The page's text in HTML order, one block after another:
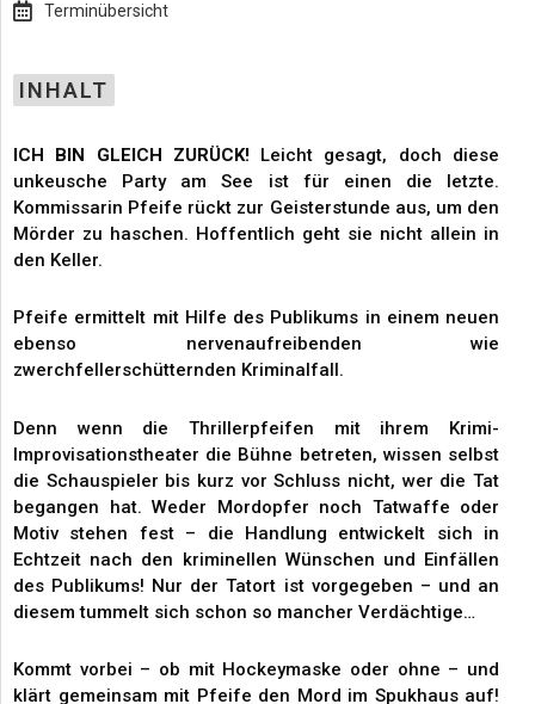
INHALT
Terminübersicht
ICH BIN GLEICH ZURÜCK!Leicht gesagt, doch diese
unkeusche Party am See ist für einen die letzte.
Kommissarin Pfeife rückt zur Geisterstunde aus, um den
Mörder zu haschen. Hoffentlich geht sie nicht allein in
den Keller.
Pfeife ermittelt mit Hilfe des Publikums in einem neuen
ebenso nervenaufreibenden wie
zwerchfellerschütternden Kriminalfall.
Denn wenn die Thrillerpfeifen mit ihrem Krimi-
Improvisationstheater die Bühne betreten, wissen selbst
die Schauspieler bis kurz vor Schluss nicht, wer die Tat
begangen hat. Weder Mordopfer noch Tatwaffe oder
Motiv stehen fest – die Handlung entwickelt sich in
Echtzeit nach den kriminellen Wünschen und Einfällen
des Publikums! Nur der Tatort ist vorgegeben – und an
diesem tummelt sich schon so mancher Verdächtige…
Kommt vorbei – ob mit Hockeymaske oder ohne – und
klärt gemeinsam mit Pfeife den Mord im Spukhaus auf!